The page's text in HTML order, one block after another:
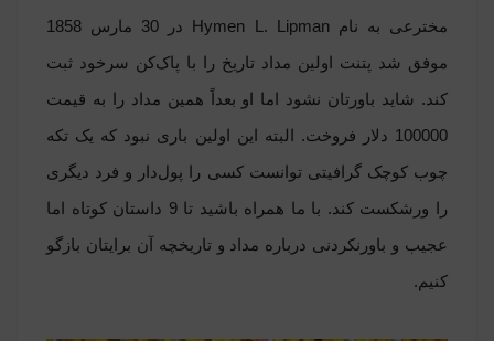
مخترعی به نام Hymen L. Lipman در 30 مارس 1858
موفق شد پتنت اولین مداد تاریخ را با پاک‌کن سرخود ثبت
کند. شاید باورتان نشود اما او بعداً همین مداد را به قیمت
100000 دلار فروخت. البته این اولین باری نبود که یک تکه
چوب کوچک گرافیتی توانست کسی را پول‌دار و فرد دیگری
را ورشکست کند. با ما همراه باشید تا 9 داستان کوتاه اما
عجیب و باورنکردنی درباره مداد و تاریخچه آن برایتان بازگو
کنیم.